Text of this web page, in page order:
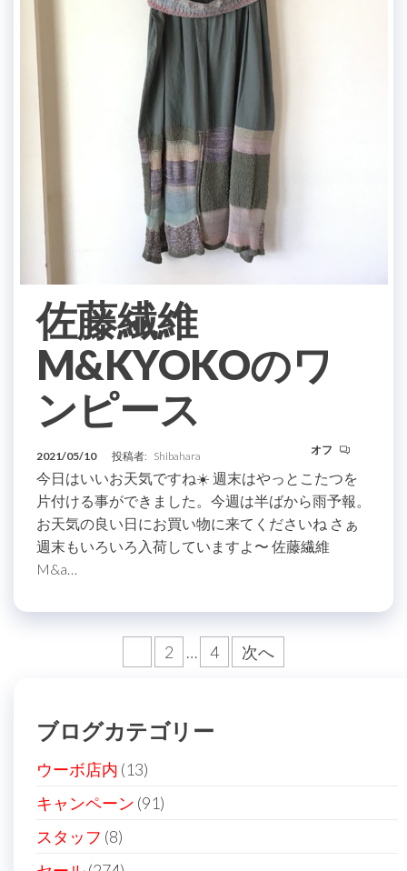
佐藤繊維
M&KYOKOのワ
ンピース
2021/05/10 投稿者: Shibahara オフ
今日はいいお天気ですね☀️ 週末はやっとこたつを
片付ける事ができました。今週は半ばから雨予報。
お天気の良い日にお買い物に来てくださいね さぁ
週末もいろいろ入荷していますよ〜 佐藤繊維
M&a…
ー
ジ
送
り
2 … 4 次へ
ブログカテゴリー
ウーボ店内 (13)
キャンペーン (91)
スタッフ (8)